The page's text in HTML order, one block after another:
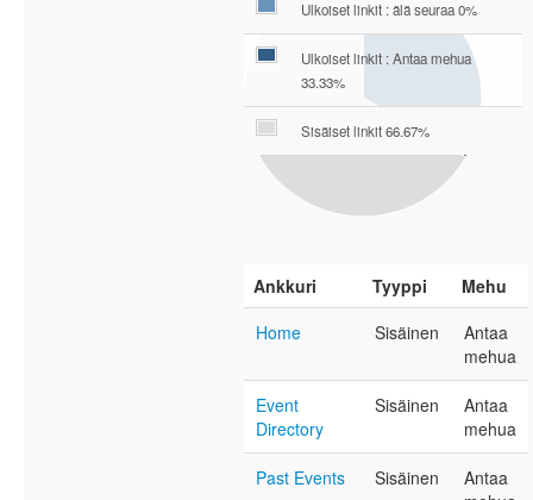
Ulkoiset linkit : älä seuraa 0%
Ulkoiset linkit : Antaa mehua
33.33%
Sisäiset linkit 66.67%
Ankkuri Tyyppi
Mehu
Home
Sisäinen
Antaa
mehua
Event
Directory
Sisäinen
Antaa
mehua
Past Events Sisäinen
Antaa